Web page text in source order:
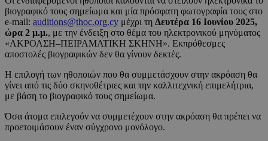
βιογραφικό τους σημείωμα και μία πρόσφατη φωτογραφία τους στο
e-mail: auditions@thoc.org.cy μέχρι τη Δευτέρα 16 Ιουνίου 2025,
ώρα 2 μ.μ., με την ένδειξη στο θέμα του ηλεκτρονικού μηνύματος
«ΑΚΡΟΑΣΗ–ΠΕΙΡΑΜΑΤΙΚΗ ΣΚΗΝΗ». Εκπρόθεσμες
αποστολές βιογραφικών δεν θα γίνουν δεκτές.
Η επιλογή των ηθοποιών που θα συμμετάσχουν στην ακρόαση θα
γίνει από τις δύο σκηνοθέτριες και την καλλιτεχνική επιμελήτρια,
με βάση το βιογραφικό τους σημείωμα.
Όσα άτομα επιλεγούν να συμμετέχουν στην ακρόαση θα πρέπει να
προετοιμάσουν έναν σύγχρονο μονόλογο.